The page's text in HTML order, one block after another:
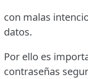
con malas
datos.
Por ello es
contraseñas